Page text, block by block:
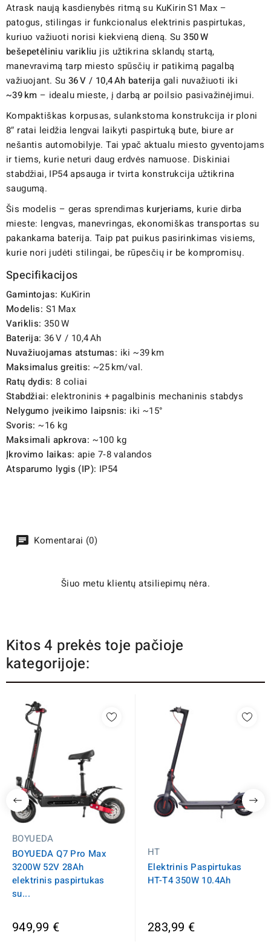
Atrask naują kasdienybės ritmą su KuKirin S1 Max –
patogus, stilingas ir funkcionalus elektrinis paspirtukas,
kuriuo važiuoti norisi kiekvieną dieną. Su350 W
bešepetėliniu varikliu jis užtikrina sklandų startą,
manevravimą tarp miesto spūsčių ir patikimą pagalbą
važiuojant. Su36 V / 10,4 Ah baterija gali nuvažiuoti iki
~39 km – idealu mieste, į darbą ar poilsio pasivažinėjimui.
Kompaktiškas korpusas, sulankstoma konstrukcija ir ploni
8″ ratai leidžia lengvai laikyti paspirtuką bute, biure ar
nešantis automobilyje. Tai ypač aktualu miesto gyventojams
ir tiems, kurie neturi daug erdvės namuose. Diskiniai
stabdžiai, IP54 apsauga ir tvirta konstrukcija užtikrina
saugumą.
Šis modelis – geras sprendimas kurjeriams, kurie dirba
mieste: lengvas, manevringas, ekonomiškas transportas su
pakankama baterija. Taip pat puikus pasirinkimas visiems,
kurie nori judėti stilingai, be rūpesčių ir be kompromisų.
Specifikacijos
Gamintojas: KuKirin
Modelis: S1 Max
Variklis: 350 W
Baterija: 36 V / 10,4 Ah
Nuvažiuojamas atstumas: iki ~39 km
Maksimalus greitis: ~25 km/val.
Ratų dydis: 8 coliai
Stabdžiai: elektroninis + pagalbinis mechaninis stabdys
Nelygumo įveikimo laipsnis: iki ~15°
Svoris: ~16 kg
Maksimali apkrova: ~100 kg
Įkrovimo laikas: apie 7‑8 valandos
Atsparumo lygis (IP): IP54
Komentarai (0)
Šiuo metu klientų atsiliepimų nėra.
Kitos 4 prekės toje pačioje
kategorijoje:
BOYUEDA
BOYUEDA Q7 Pro Max
3200W 52V 28Ah
elektrinis paspirtukas
su...
949,99 €
HT
Elektrinis Paspirtukas
HT-T4 350W 10.4Ah
283,99 €